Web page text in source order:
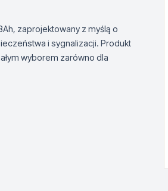
zaprojektowany z myślą o
i sygnalizacji. Produkt
wyborem zarówno dla